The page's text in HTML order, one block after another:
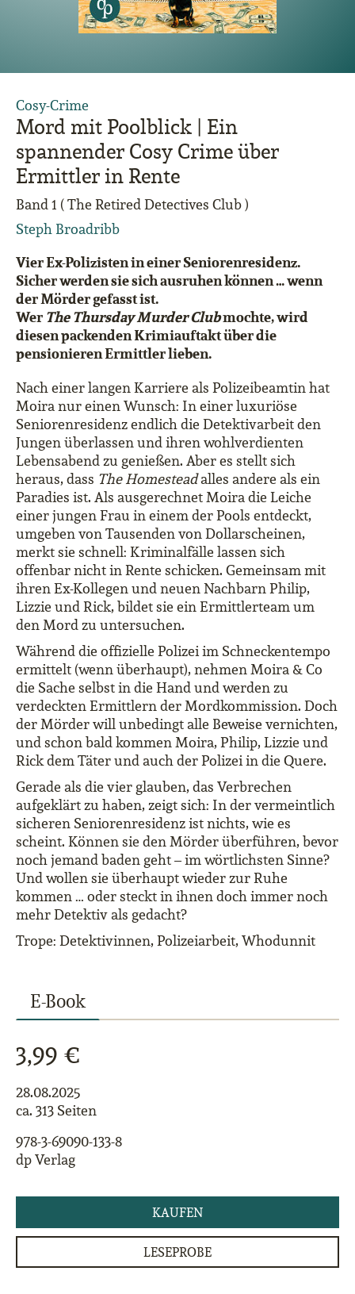
Mord mit Poolblick | Ein
spannender Cosy Crime über
Ermittler in Rente
Band 1 ( The Retired Detectives Club )
Steph Broadribb
Cosy-Crime
Vier Ex-Polizisten in einer Seniorenresidenz.
Sicher werden sie sich ausruhen können … wenn
der Mörder gefasst ist.
Wer The Thursday MurderClubmochte, wird
diesen packenden Krimiauftakt über die
pensionieren Ermittler lieben.
Nach einer langen Karriere als Polizeibeamtin hat
Moira nur einen Wunsch: In einer luxuriöse
Seniorenresidenz endlich die Detektivarbeit den
Jungen überlassen und ihren wohlverdienten
Lebensabend zu genießen. Aber es stellt sich
heraus, dass The Homesteadalles andere als ein
Paradies ist. Als ausgerechnet Moira die Leiche
einer jungen Frau in einem der Pools entdeckt,
umgeben von Tausenden von Dollarscheinen,
merkt sie schnell: Kriminalfälle lassen sich
offenbar nicht in Rente schicken. Gemeinsam mit
ihren Ex-Kollegen und neuen Nachbarn Philip,
Lizzie und Rick, bildet sie ein Ermittlerteam um
den Mord zu untersuchen.
Während die offizielle Polizei im Schneckentempo
ermittelt (wenn überhaupt), nehmen Moira & Co
die Sache selbst in die Hand und werden zu
verdeckten Ermittlern der Mordkommission. Doch
der Mörder will unbedingt alle Beweise vernichten,
und schon bald kommen Moira, Philip, Lizzie und
Rick dem Täter und auch der Polizei in die Quere.
Gerade als die vier glauben, das Verbrechen
aufgeklärt zu haben, zeigt sich: In der vermeintlich
sicheren Seniorenresidenz ist nichts, wie es
scheint. Können sie den Mörder überführen, bevor
noch jemand baden geht – im wörtlichsten Sinne?
Und wollen sie überhaupt wieder zur Ruhe
kommen … oder steckt in ihnen doch immer noch
mehr Detektiv als gedacht?
Trope: Detektivinnen, Polizeiarbeit, Whodunnit
E-Book
3,99 €
28.08.2025
ca. 313 Seiten
978-3-69090-133-8
dp Verlag
KAUFEN
LESEPROBE